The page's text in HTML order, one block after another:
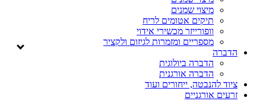
מיצוי שמנים
תיקים אטומים לריח
וופורייזר מכשירי אידוי
מספריים ומזמרות לגיזום ולקציר
הדברה
הדברה ביולוגית
הדברה אורגנית
ציוד להנבטה, ייחורים ועוד
זרעים אורגניים